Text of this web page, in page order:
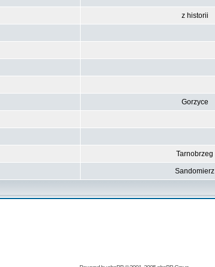
z historii
Gorzyce
Tarnobrzeg
Sandomierz